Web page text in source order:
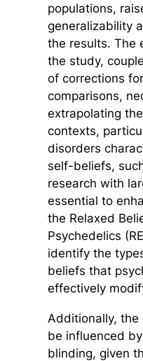
populations,
generalizability
the results. The
the study,
of corrections
comparisons,
extrapolating
contexts,
disorders
self-beliefs,
research with
essential to
the Relaxed
Psychedelics
identify the
beliefs that
effectively
Additionally, the
be influenced
blinding, given